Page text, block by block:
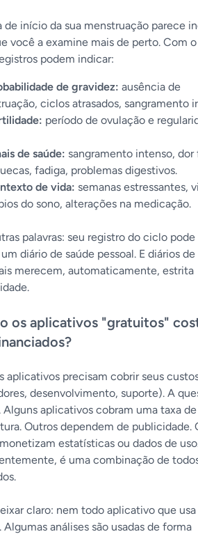
de início da sua menstruação parece
você a examine mais de perto. Com
podem indicar:
de gravidez: ausência de
ciclos atrasados, sangramento
período de ovulação e
de saúde: sangramento intenso, dor
fadiga, problemas digestivos.
de vida: semanas estressantes,
do sono, alterações na medicação.
palavras: seu registro do ciclo
diário de saúde pessoal. E diários de
merecem, automaticamente, estrita
os aplicativos "gratuitos"
aplicativos precisam cobrir seus
desenvolvimento, suporte). A
Alguns aplicativos cobram uma taxa de
Outros dependem de publicidade.
estatísticas ou dados de
é uma combinação de
claro: nem todo aplicativo que usa
Algumas análises são usadas de forma